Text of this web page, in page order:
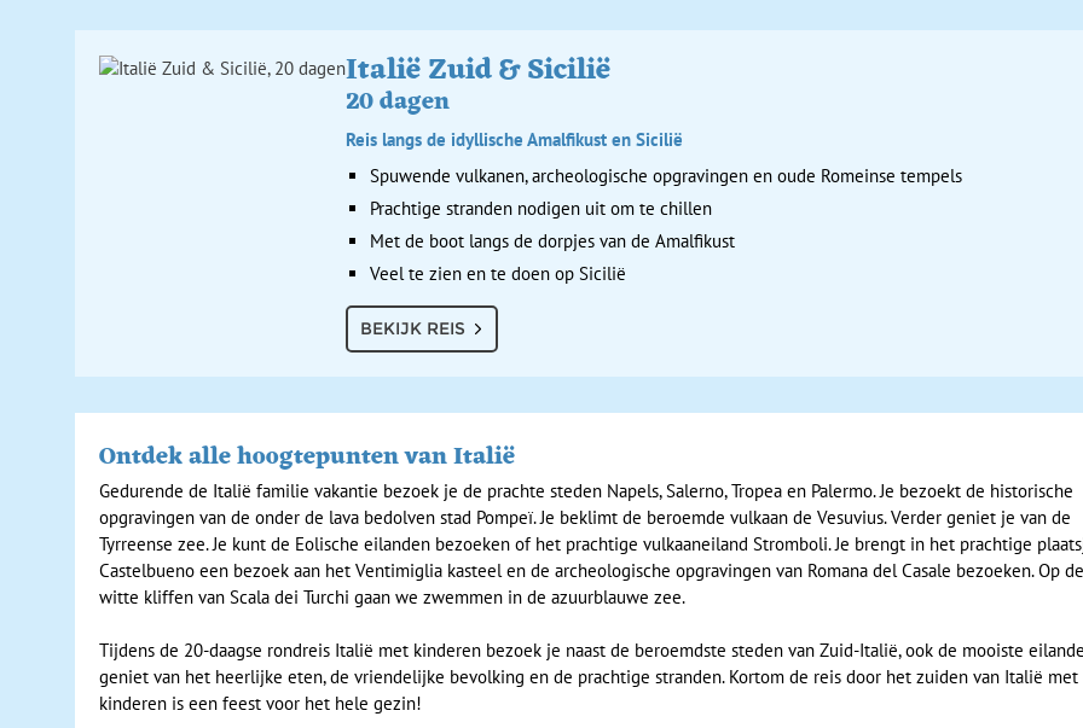
Italië Zuid & Sicilië
20 dagen
Reis langs de idyllische Amalfikust en Sicilië
Spuwende vulkanen, archeologische opgravingen en oude Romeinse tempels
Prachtige stranden nodigen uit om te chillen
Met de boot langs de dorpjes van de Amalfikust
Veel te zien en te doen op Sicilië
BEKIJK REIS
Ontdek alle hoogtepunten van Italië
Gedurende de Italië familie vakantie bezoek je de prachte steden Napels, Salerno, Tropea en Palermo. Je bezoekt de historische
opgravingen van de onder de lava bedolven stad Pompeï. Je beklimt de beroemde vulkaan de Vesuvius. Verder geniet je van de
Tyrreense zee. Je kunt de Eolische eilanden bezoeken of het prachtige vulkaaneiland Stromboli. Je brengt in het prachtige
Castelbueno een bezoek aan het Ventimiglia kasteel en de archeologische opgravingen van Romana del Casale bezoeken. Op
witte kliffen van Scala dei Turchi gaan we zwemmen in de azuurblauwe zee.
Tijdens de 20-daagse rondreis Italië met kinderen bezoek je naast de beroemdste steden van Zuid-Italië, ook de mooiste
geniet van het heerlijke eten, de vriendelijke bevolking en de prachtige stranden. Kortom de reis door het zuiden van Italië met
kinderen is een feest voor het hele gezin!